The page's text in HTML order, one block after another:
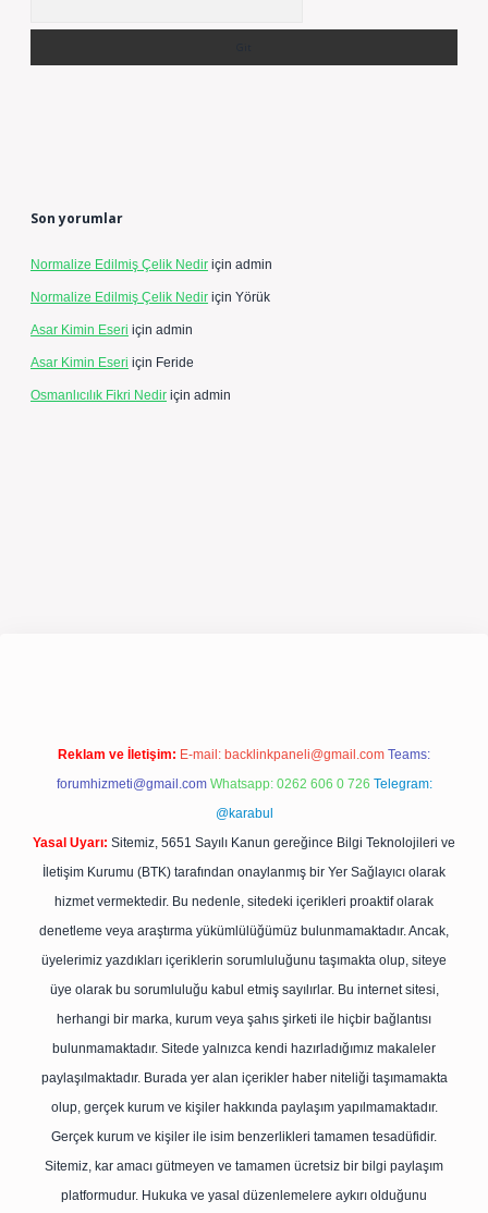
Son yorumlar
Normalize Edilmiş Çelik Nedir için admin
Normalize Edilmiş Çelik Nedir için Yörük
Asar Kimin Eseri için admin
Asar Kimin Eseri için Feride
Osmanlıcılık Fikri Nedir için admin
Reklam ve İletişim: E-mail: backlinkpaneli@gmail.com Teams:
forumhizmeti@gmail.com Whatsapp: 0262 606 0 726 Telegram:
@karabul
Yasal Uyarı: Sitemiz, 5651 Sayılı Kanun gereğince Bilgi Teknolojileri ve
İletişim Kurumu (BTK) tarafından onaylanmış bir Yer Sağlayıcı olarak
hizmet vermektedir. Bu nedenle, sitedeki içerikleri proaktif olarak
denetleme veya araştırma yükümlülüğümüz bulunmamaktadır. Ancak,
üyelerimiz yazdıkları içeriklerin sorumluluğunu taşımakta olup, siteye
üye olarak bu sorumluluğu kabul etmiş sayılırlar. Bu internet sitesi,
herhangi bir marka, kurum veya şahıs şirketi ile hiçbir bağlantısı
bulunmamaktadır. Sitede yalnızca kendi hazırladığımız makaleler
paylaşılmaktadır. Burada yer alan içerikler haber niteliği taşımamakta
olup, gerçek kurum ve kişiler hakkında paylaşım yapılmamaktadır.
Gerçek kurum ve kişiler ile isim benzerlikleri tamamen tesadüfidir.
Sitemiz, kar amacı gütmeyen ve tamamen ücretsiz bir bilgi paylaşım
platformudur. Hukuka ve yasal düzenlemelere aykırı olduğunu